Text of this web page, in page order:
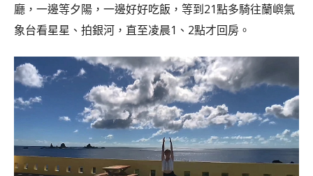
廳，一邊等夕陽，一邊好好吃飯，等到21點多騎往蘭嶼氣
象台看星星、拍銀河，直至凌晨1、2點才回房。